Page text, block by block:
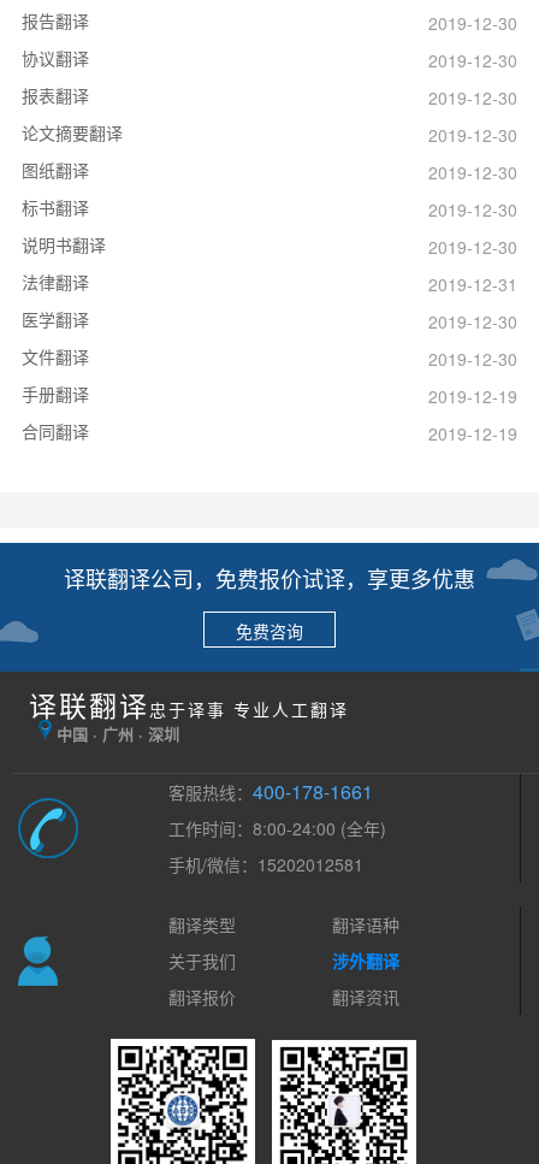
报告翻译
2019-12-30
协议翻译
2019-12-30
报表翻译
2019-12-30
论文摘要翻译
2019-12-30
图纸翻译
2019-12-30
标书翻译
2019-12-30
说明书翻译
2019-12-30
法律翻译
2019-12-31
医学翻译
2019-12-30
文件翻译
2019-12-30
手册翻译
2019-12-19
合同翻译
2019-12-19
译联翻译公司，免费报价试译，享更多优惠
免费咨询
译联翻译 忠于译事 专业人工翻译
中国 · 广州 · 深圳
客服热线：400-178-1661
工作时间：8:00-24:00 (全年)
手机/微信：15202012581
翻译类型
翻译语种
关于我们
涉外翻译
翻译报价
翻译资讯